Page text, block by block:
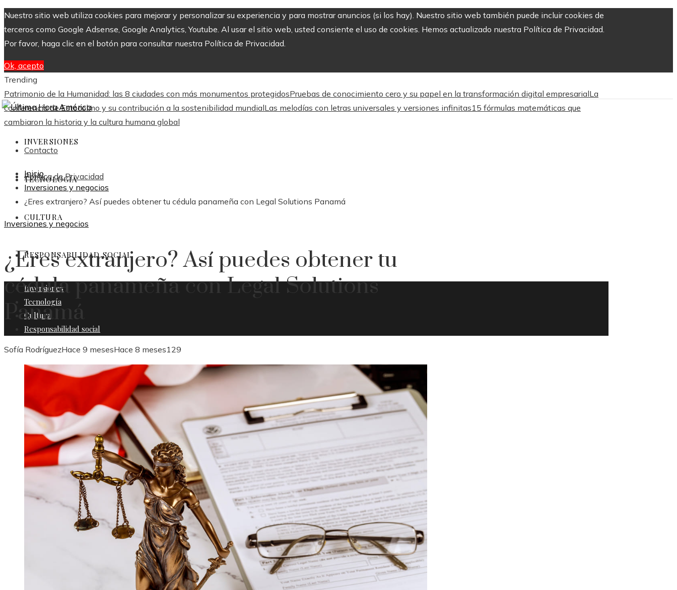
Nuestro sitio web utiliza cookies para mejorar y personalizar su experiencia y para mostrar anuncios (si los hay). Nuestro sitio web también puede incluir cookies de
terceros como Google Adsense, Google Analytics, Youtube. Al usar el sitio web, usted consiente el uso de cookies. Hemos actualizado nuestra Política de Privacidad.
Por favor, haga clic en el botón para consultar nuestra Política de Privacidad.
Ok, acepto
Trending
Patrimonio de la Humanidad: las 8 ciudades con más monumentos protegidosPruebas de conocimiento cero y su papel en la transformación digital empresarialLa
conferencia de Estocolmo y su contribución a la sostenibilidad mundialLas melodías con letras universales y versiones infinitas15 fórmulas matemáticas que
cambiaron la historia y la cultura humana global
Contacto
Política de Privacidad
INVERSIONES
TECNOLOGÍA
CULTURA
RESPONSABILIDAD SOCIAL
Inversiones
Tecnología
Cultura
Responsabilidad social
Inicio
Inversiones y negocios
¿Eres extranjero? Así puedes obtener tu cédula panameña con Legal Solutions Panamá
Inversiones y negocios
¿Eres extranjero? Así puedes obtener tu
cédula panameña con Legal Solutions
Panamá
Sofía RodríguezHace 9 mesesHace 8 meses129